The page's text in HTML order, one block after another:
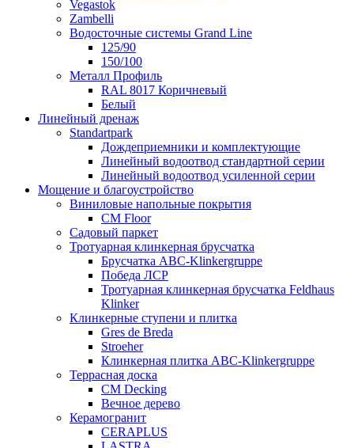
Vegastok
Zambelli
Водосточные системы Grand Line
125/90
150/100
Металл Профиль
RAL 8017 Коричневый
Белый
Линейный дренаж
Standartpark
Дождеприемники и комплектующие
Линейный водоотвод стандартной серии
Линейный водоотвод усиленной серии
Мощение и благоустройство
Виниловые напольные покрытия
CM Floor
Садовый паркет
Тротуарная клинкерная брусчатка
Брусчатка АВС-Klinkergruppe
Победа ЛСР
Тротуарная клинкерная брусчатка Feldhaus
Klinker
Клинкерные ступени и плитка
Gres de Breda
Stroeher
Клинкерная плитка ABC-Klinkergruppe
Террасная доска
CM Decking
Вечное дерево
Керамогранит
CERAPLUS